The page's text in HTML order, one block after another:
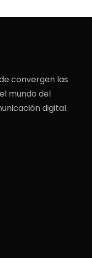
convergen las
mundo del
digital.